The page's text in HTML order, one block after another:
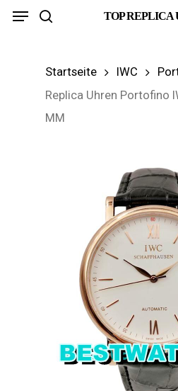
Skip
TOP REPLICA
Menu
Startseite IWC
Replica Uhren Portofino
MM